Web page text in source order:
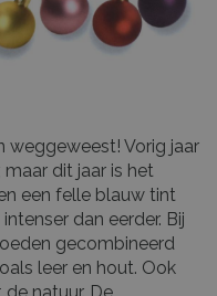
weggeweest! Vorig jaar
dit jaar is het
een felle blauw tint
dan eerder. Bij
gecombineerd
leer en hout. Ook
natuur. De